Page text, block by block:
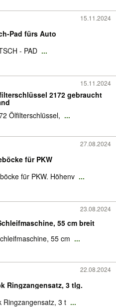
15.11.2024
Pad fürs Auto
- PAD ...
15.11.2024
2172 gebraucht
Ölfilterschlüssel, ...
27.08.2024
für PKW
für PKW. Höhenv ...
23.08.2024
55 cm breit
55 cm ...
22.08.2024
Ringzangensatz, 3 tlg.
Ringzangensatz, 3 t ...